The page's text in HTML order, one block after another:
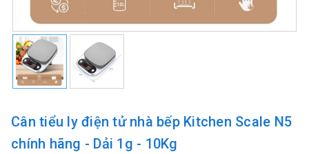
Cân tiểu ly điện tử nhà bếp Kitchen Scale N5
chính hãng - Dải 1g - 10Kg